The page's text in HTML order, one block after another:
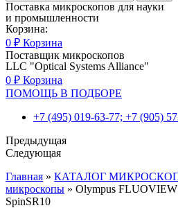
Поставка микроскопов для науки
и промышленности
Корзина:
0 ₽ Корзина
Поставщик микроскопов
LLC "Optical Systems Alliance"
0 ₽ Корзина
ПОМОЩЬ В ПОДБОРЕ
+7 (495) 019-63-77; +7 (905)
Предыдущая
Следующая
Главная » КАТАЛОГ
микроскопы » Olympus FLUOVIEW
SpinSR10